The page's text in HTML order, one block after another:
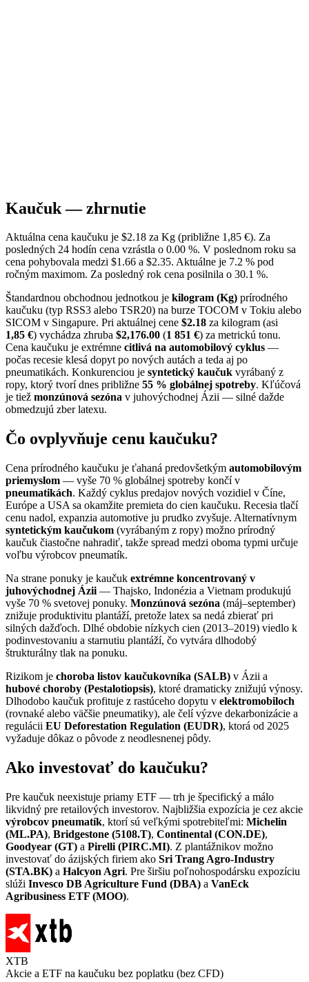
Kaučuk — zhrnutie
Aktuálna cena kaučuku je $2.18 za Kg (približne 1,85 €). Za
posledných 24 hodín cena vzrástla o 0.00 %. V poslednom roku sa
cena pohybovala medzi $1.66 a $2.35. Aktuálne je 7.2 % pod
ročným maximom. Za posledný rok cena posilnila o 30.1 %.
Štandardnou obchodnou jednotkou je kilogram (Kg) prírodného
kaučuku (typ RSS3 alebo TSR20) na burze TOCOM v Tokiu alebo
SICOM v Singapure. Pri aktuálnej cene $2.18 za kilogram (asi
1,85 €) vychádza zhruba $2,176.00 (1 851 €) za metrickú tonu.
Cena kaučuku je extrémne citlivá na automobilový cyklus —
počas recesie klesá dopyt po nových autách a teda aj po
pneumatikách. Konkurenciou je syntetický kaučuk vyrábaný z
ropy, ktorý tvorí dnes približne 55 % globálnej spotreby. Kľúčová
je tiež monzúnová sezóna v juhovýchodnej Ázii — silné dažde
obmedzujú zber latexu.
Čo ovplyvňuje cenu kaučuku?
Cena prírodného kaučuku je ťahaná predovšetkým automobilovým
priemyslom — vyše 70 % globálnej spotreby končí v
pneumatikách. Každý cyklus predajov nových vozidiel v Číne,
Európe a USA sa okamžite premieta do cien kaučuku. Recesia tlačí
cenu nadol, expanzia automotive ju prudko zvyšuje. Alternatívnym
syntetickým kaučukom (vyrábaným z ropy) možno prírodný
kaučuk čiastočne nahradiť, takže spread medzi oboma typmi určuje
voľbu výrobcov pneumatík.
Na strane ponuky je kaučuk extrémne koncentrovaný v
juhovýchodnej Ázii — Thajsko, Indonézia a Vietnam produkujú
vyše 70 % svetovej ponuky. Monzúnová sezóna (máj–september)
znižuje produktivitu plantáží, pretože latex sa nedá zbierať pri
silných dažďoch. Dlhé obdobie nízkych cien (2013–2019) viedlo k
podinvestovaniu a starnutiu plantáží, čo vytvára dlhodobý
štrukturálny tlak na ponuku.
Rizikom je choroba listov kaučukovníka (SALB) v Ázii a
hubové choroby (Pestalotiopsis), ktoré dramaticky znižujú výnosy.
Dlhodobo kaučuk profituje z rastúceho dopytu v elektromobiloch
(rovnaké alebo väčšie pneumatiky), ale čelí výzve dekarbonizácie a
regulácii EU Deforestation Regulation (EUDR), ktorá od 2025
vyžaduje dôkaz o pôvode z neodlesnenej pôdy.
Ako investovať do kaučuku?
Pre kaučuk neexistuje priamy ETF — trh je špecifický a málo
likvidný pre retailových investorov. Najbližšia expozícia je cez akcie
výrobcov pneumatík, ktorí sú veľkými spotrebiteľmi: Michelin
(ML.PA), Bridgestone (5108.T), Continental (CON.DE),
Goodyear (GT) a Pirelli (PIRC.MI). Z plantážnikov možno
investovať do ázijských firiem ako Sri Trang Agro-Industry
(STA.BK) a Halcyon Agri. Pre širšiu poľnohospodársku expozíciu
slúži Invesco DB Agriculture Fund (DBA) a VanEck
Agribusiness ETF (MOO).
XTB
Akcie a ETF na kaučuku bez poplatku (bez CFD)